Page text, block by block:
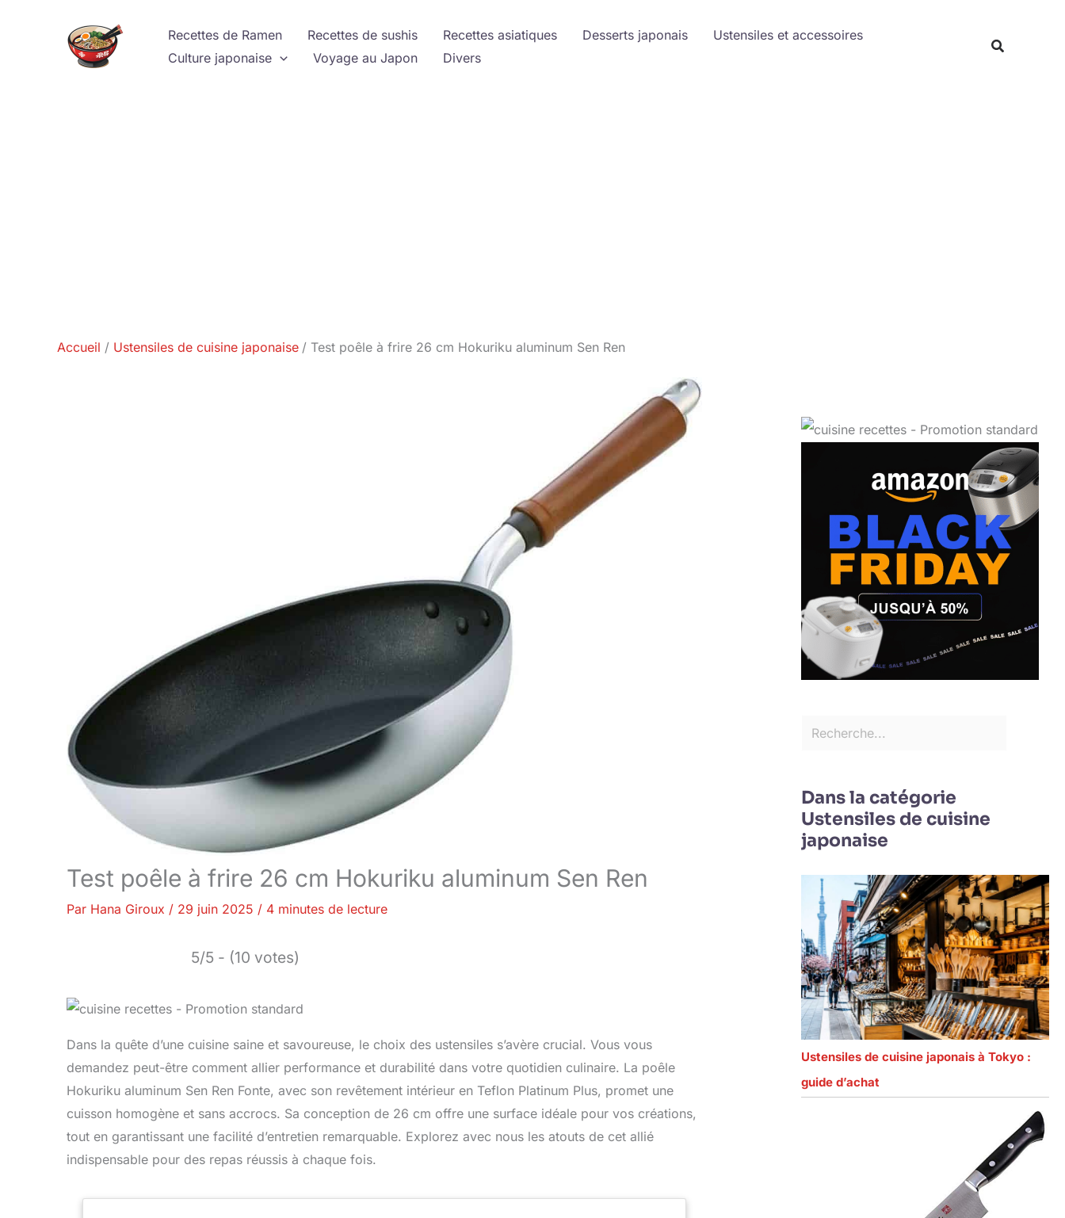
Recettes de Ramen Recettes de sushis Recettes asiatiques Desserts japonais
Ustensiles et accessoires
Culture japonaise
Voyage au Japon Divers
Accueil Ustensiles de cuisine japonaise Test poêle à frire 26 cm Hokuriku aluminum Sen Ren
Test poêle à frire 26 cm Hokuriku aluminum Sen Ren
Par Hana Giroux / 29 juin 2025 / 4 minutes de lecture
5/5 - (10 votes)
Dans la quête d’une cuisine saine et savoureuse, le choix des ustensiles s’avère crucial. Vous vous
demandez peut-être comment allier performance et durabilité dans votre quotidien culinaire. La poêle
Hokuriku aluminum Sen Ren Fonte, avec son revêtement intérieur en Teflon Platinum Plus, promet une
cuisson homogène et sans accrocs. Sa conception de 26 cm offre une surface idéale pour vos créations,
tout en garantissant une facilité d’entretien remarquable. Explorez avec nous les atouts de cet allié
indispensable pour des repas réussis à chaque fois.
Dans la catégorie
Ustensiles de cuisine
japonaise
Ustensiles de cuisine japonais à Tokyo :
guide d’achat